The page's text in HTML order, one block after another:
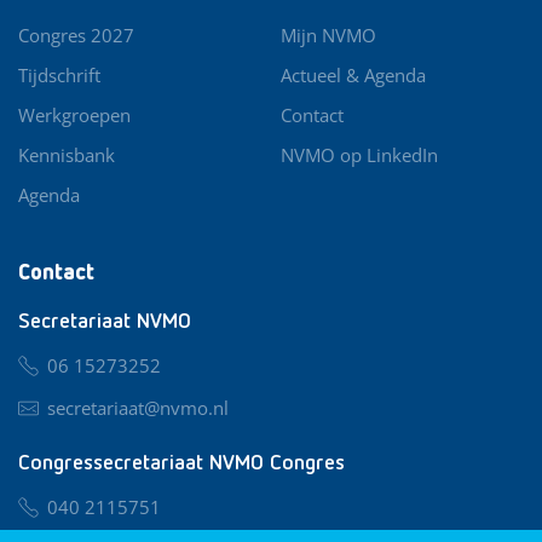
Contact
Secretariaat NVMO
06 15273252
secretariaat@nvmo.nl
Congressecretariaat NVMO Congres
040 2115751
Congres 2027
Tijdschrift
Werkgroepen
Kennisbank
Agenda
Mijn NVMO
Actueel & Agenda
Contact
NVMO op LinkedIn